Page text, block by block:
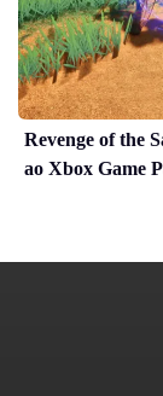
Revenge of the
ao Xbox Game